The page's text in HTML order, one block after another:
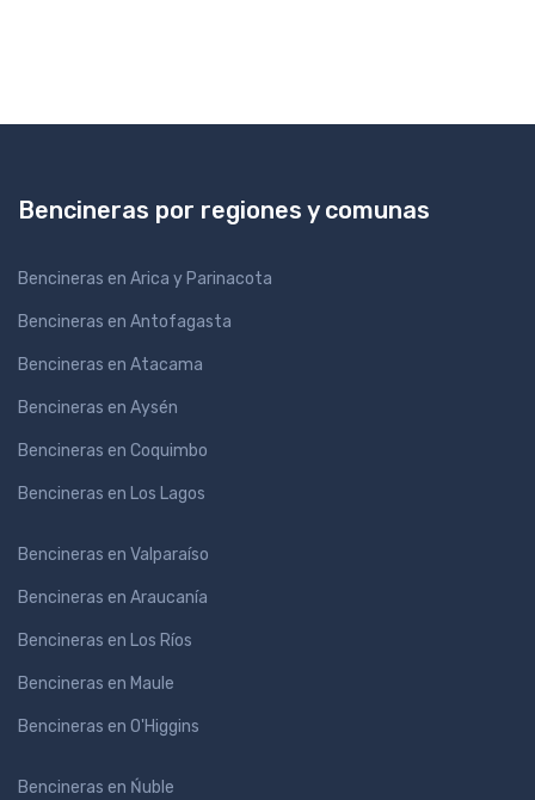
Bencineras por regiones y comunas
Bencineras en Arica y Parinacota
Bencineras en Antofagasta
Bencineras en Atacama
Bencineras en Aysén
Bencineras en Coquimbo
Bencineras en Los Lagos
Bencineras en Valparaíso
Bencineras en Araucanía
Bencineras en Los Ríos
Bencineras en Maule
Bencineras en O'Higgins
Bencineras en Ńuble